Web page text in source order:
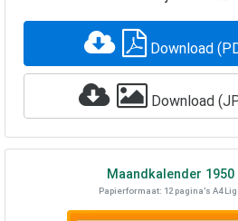
Download
Download
Maandkalender 1950
Papierformaat: 12 pagina's A4